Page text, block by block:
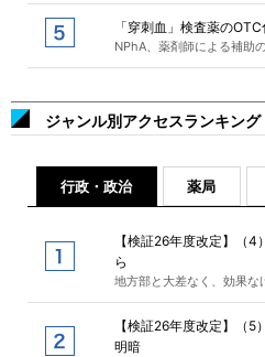
「穿刺血」検査薬の
NPhA、薬剤師による補助
ジャンル別アクセスランキング
行政・政治 薬局
【検証26年度改定】（
ら
地方部と大差なく、効果な
【検証26年度改定】（
明暗